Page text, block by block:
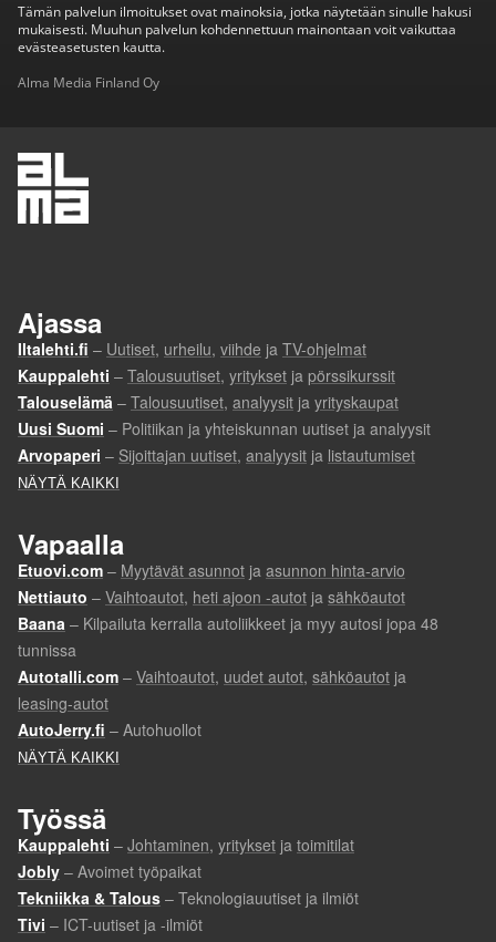
Tämän palvelun ilmoitukset ovat mainoksia, jotka näytetään sinulle hakusi
mukaisesti. Muuhun palvelun kohdennettuun mainontaan voit vaikuttaa
evästeasetusten kautta.
Alma Media Finland Oy